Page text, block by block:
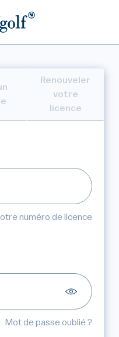
Renouveler
votre
licence
numéro de licence
Mot de passe oublié ?